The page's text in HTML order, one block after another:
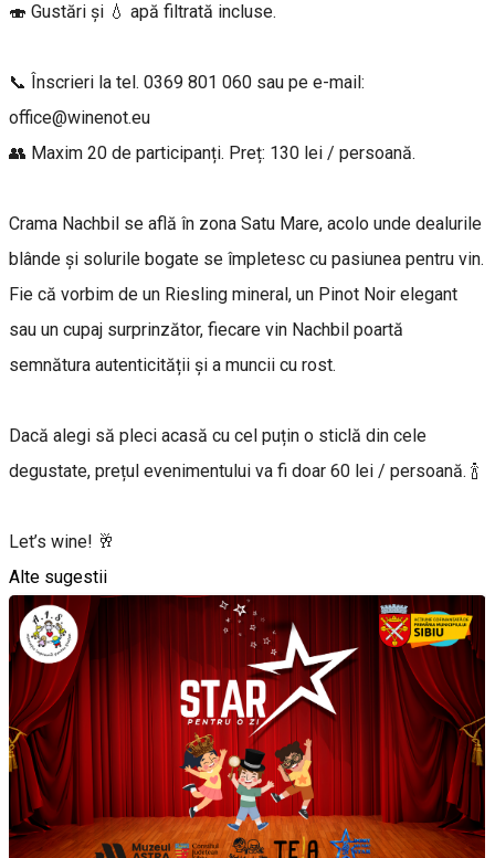
🍣 Gustări și 💧 apă filtrată incluse.
📞 Înscrieri la tel. 0369 801 060 sau pe e-mail:
office@winenot.eu
👥 Maxim 20 de participanți. Preț: 130 lei / persoană.
Crama Nachbil se află în zona Satu Mare, acolo unde dealurile
blânde și solurile bogate se împletesc cu pasiunea pentru vin.
Fie că vorbim de un Riesling mineral, un Pinot Noir elegant
sau un cupaj surprinzător, fiecare vin Nachbil poartă
semnătura autenticității și a muncii cu rost.
Dacă alegi să pleci acasă cu cel puțin o sticlă din cele
degustate, prețul evenimentului va fi doar 60 lei / persoană. 🍾
Let’s wine! 🥂
Alte sugestii